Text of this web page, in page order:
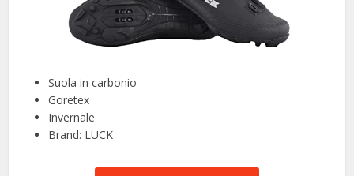
Suola in carbonio
Goretex
Invernale
Brand: LUCK